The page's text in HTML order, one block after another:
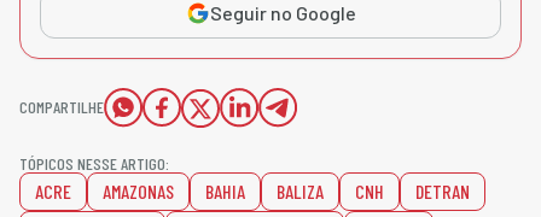
Seguir no Google
COMPARTILHE
TÓPICOS NESSE ARTIGO:
ACRE AMAZONAS BAHIA BALIZA CNH
DETRAN